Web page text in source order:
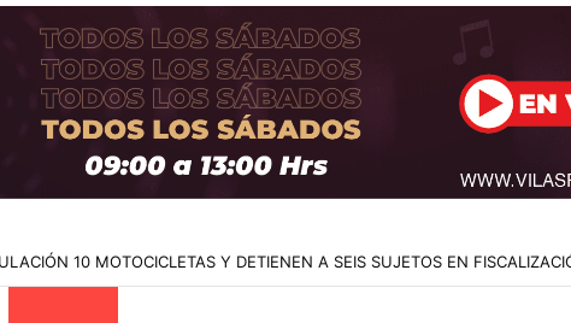
PUNTO DE VENTA Y RETIRAN RUCO USADO COMO CENTRO